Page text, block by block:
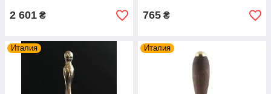
2 601 ₴ 765 ₴
Италия Италия